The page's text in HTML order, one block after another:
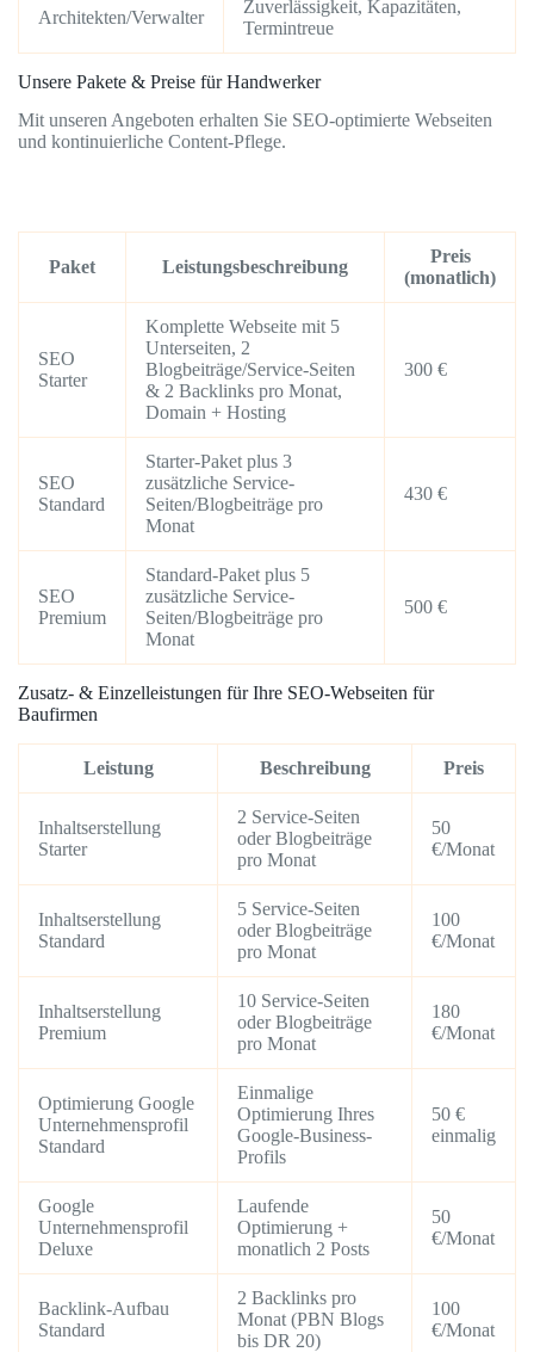
Architekten/Verwalter
Zuverlässigkeit, Kapazitäten,
Termintreue
Unsere Pakete & Preise für Handwerker
Mit unseren Angeboten erhalten Sie SEO-optimierte Webseiten
und kontinuierliche Content-Pflege.
Paket Leistungsbeschreibung
Preis
(monatlich)
SEO
Starter
Komplette Webseite mit 5
Unterseiten, 2
Blogbeiträge/Service-Seiten
& 2 Backlinks pro Monat,
Domain + Hosting
300 €
SEO
Standard
Starter-Paket plus 3
zusätzliche Service-
Seiten/Blogbeiträge pro
Monat
430 €
SEO
Premium
Standard-Paket plus 5
zusätzliche Service-
Seiten/Blogbeiträge pro
Monat
500 €
Zusatz- & Einzelleistungen für Ihre SEO-Webseiten für
Baufirmen
Leistung Beschreibung Preis
Inhaltserstellung
Starter
2 Service-Seiten
oder Blogbeiträge
pro Monat
50
€/Monat
Inhaltserstellung
Standard
5 Service-Seiten
oder Blogbeiträge
pro Monat
100
€/Monat
Inhaltserstellung
Premium
10 Service-Seiten
oder Blogbeiträge
pro Monat
180
€/Monat
Optimierung Google
Unternehmensprofil
Standard
Einmalige
Optimierung Ihres
Google-Business-
Profils
50 €
einmalig
Google
Unternehmensprofil
Deluxe
Laufende
Optimierung +
monatlich 2 Posts
50
€/Monat
Backlink-Aufbau
Standard
2 Backlinks pro
Monat (PBN Blogs
bis DR 20)
100
€/Monat